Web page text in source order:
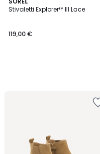
Stivaletti Explorer™ III Lace
119,00 €